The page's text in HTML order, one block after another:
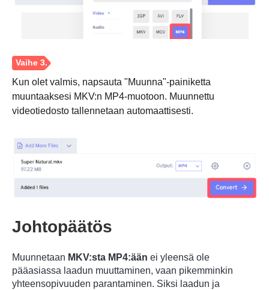
Vaihe 2.
Kun olet valmis, napsauta "Muunna"-painiketta
muuntaaksesi MKV:n MP4-muotoon. Muunnettu
videotiedosto tallennetaan automaattisesti.
Johtopäätös
Muunnetaan MKV:sta MP4:ään ei yleensä ole
pääasiassa laadun muuttaminen, vaan pikemminkin
yhteensopivuuden parantaminen. Siksi laadun ja